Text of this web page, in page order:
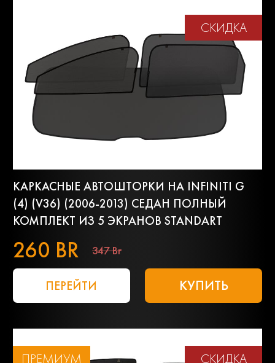
СКИДКА
КАРКАСНЫЕ АВТОШТОРКИ НА INFINITI G
(4) (V36) (2006-2013) СЕДАН ПОЛНЫЙ
КОМПЛЕКТ ИЗ 5 ЭКРАНОВ STANDART
260 BR 347 Br
ПЕРЕЙТИ КУПИТЬ
ПРЕМИУМ СКИДКА